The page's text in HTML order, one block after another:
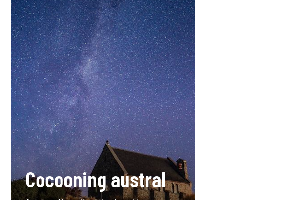
Cocooning austral